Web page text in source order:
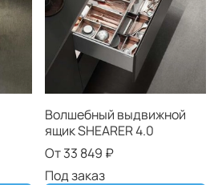
Волшебный выдвижной
ящик SHEARER 4.0
От33 849 ₽
Под заказ